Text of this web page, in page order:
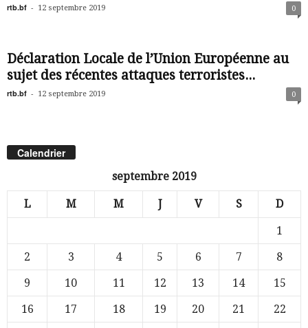
rtb.bf - 12 septembre 2019 0
Déclaration Locale de l’Union Européenne au
sujet des récentes attaques terroristes...
rtb.bf - 12 septembre 2019 0
Calendrier
septembre 2019
L M M J V S D
1
2
3 4 5 6 7
8
9
10 11 12 13 14
15
16
17 18 19 20 21
22